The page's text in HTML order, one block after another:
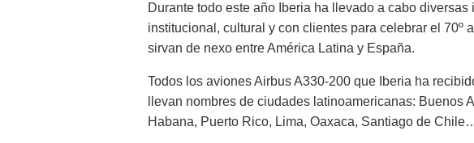
Durante todo este año Iberia ha llevado a cabo
institucional, cultural y con clientes para celebrar el 70º
sirvan de nexo entre América Latina y España.
Todos los aviones Airbus A330-200 que Iberia ha
llevan nombres de ciudades latinoamericanas: Buenos
Habana, Puerto Rico, Lima, Oaxaca, Santiago de